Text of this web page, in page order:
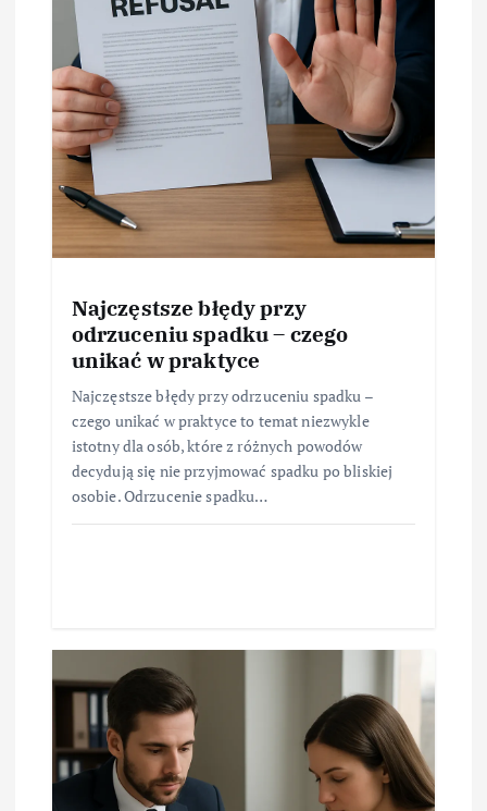
Najczęstsze błędy przy
odrzuceniu spadku – czego
unikać w praktyce
Najczęstsze błędy przy odrzuceniu spadku –
czego unikać w praktyce to temat niezwykle
istotny dla osób, które z różnych powodów
decydują się nie przyjmować spadku po bliskiej
osobie. Odrzucenie spadku…